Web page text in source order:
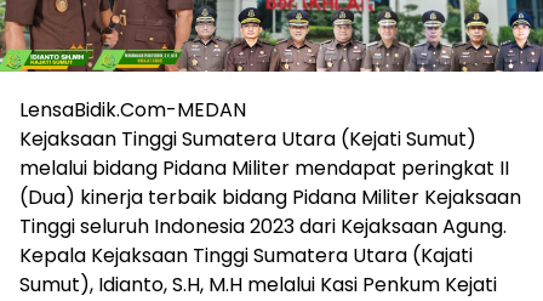
LensaBidik.Com-MEDAN
Kejaksaan Tinggi Sumatera Utara (Kejati Sumut)
melalui bidang Pidana Militer mendapat peringkat II
(Dua) kinerja terbaik bidang Pidana Militer Kejaksaan
Tinggi seluruh Indonesia 2023 dari Kejaksaan Agung.
Kepala Kejaksaan Tinggi Sumatera Utara (Kajati
Sumut), Idianto, S.H, M.H melalui Kasi Penkum Kejati